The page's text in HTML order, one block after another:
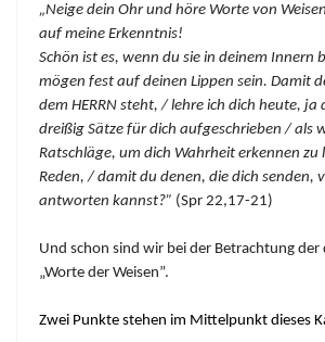
„Neige dein Ohr und höre Worte von
auf meine Erkenntnis!
Schön ist es, wenn du sie in deinem Innern
mögen fest auf deinen Lippen sein. Damit
dem HERRN steht, / lehre ich dich heute, ja
dreißig Sätze für dich aufgeschrieben / als
Ratschläge, um dich Wahrheit erkennen zu
Reden, / damit du denen, die dich senden,
antworten kannst?” (Spr 22,17-21)
Und schon sind wir bei der Betrachtung
„Worte der Weisen”.
Zwei Punkte stehen im Mittelpunkt dieses